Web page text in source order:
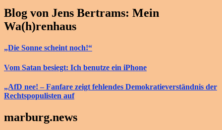
Blog von Jens Bertrams: Mein
Wa(h)renhaus
„Die Sonne scheint noch!“
Vom Satan besiegt: Ich benutze ein iPhone
„AfD nee! – Fanfare zeigt fehlendes Demokratieverständnis der
Rechtspopulisten auf
marburg.news